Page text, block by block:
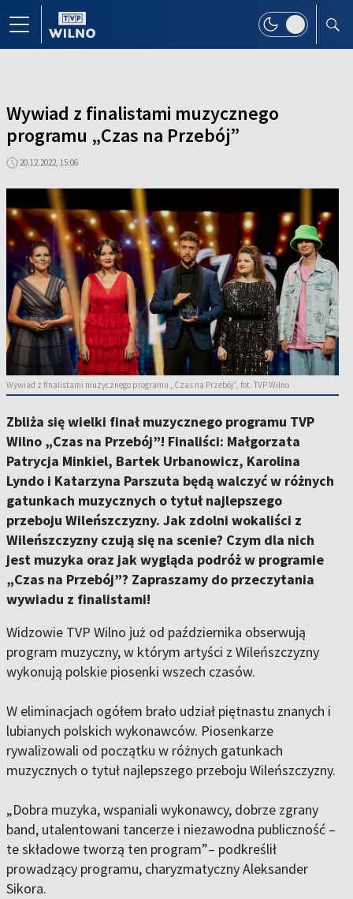
Wywiad z finalistami muzycznego
programu „Czas na Przebój”
20.12.2022, 15:06
Wywiad z finalistami muzycznego programu „Czas na Przebój”, fot. TVP Wilno
Zbliża się wielki finał muzycznego programu TVP
Wilno „Czas na Przebój”! Finaliści: Małgorzata
Patrycja Minkiel, Bartek Urbanowicz, Karolina
Lyndo i Katarzyna Parszuta będą walczyć w różnych
gatunkach muzycznych o tytuł najlepszego
przeboju Wileńszczyzny. Jak zdolni wokaliści z
Wileńszczyzny czują się na scenie? Czym dla nich
jest muzyka oraz jak wygląda podróż w programie
„Czas na Przebój”? Zapraszamy do przeczytania
wywiadu z finalistami!
Widzowie TVP Wilno już od października obserwują
program muzyczny, w którym artyści z Wileńszczyzny
wykonują polskie piosenki wszech czasów.
W eliminacjach ogółem brało udział piętnastu znanych i
lubianych polskich wykonawców. Piosenkarze
rywalizowali od początku w różnych gatunkach
muzycznych o tytuł najlepszego przeboju Wileńszczyzny.
„Dobra muzyka, wspaniali wykonawcy, dobrze zgrany
band, utalentowani tancerze i niezawodna publiczność –
te składowe tworzą ten program”– podkreślił
prowadzący programu, charyzmatyczny Aleksander
Sikora.